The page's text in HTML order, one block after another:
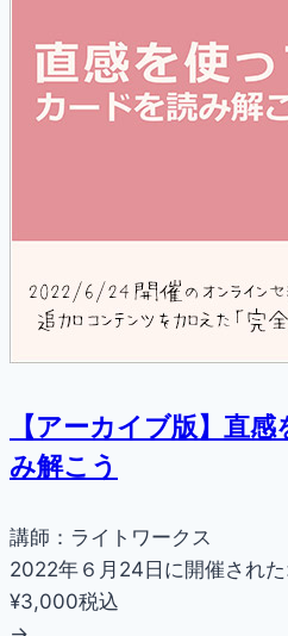
【アーカイブ版】直
み解こう
講師：ライトワークス
2022年６月24日に開催され
¥3,000税込